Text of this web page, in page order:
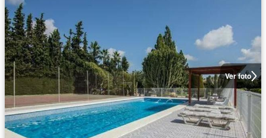
Ver foto